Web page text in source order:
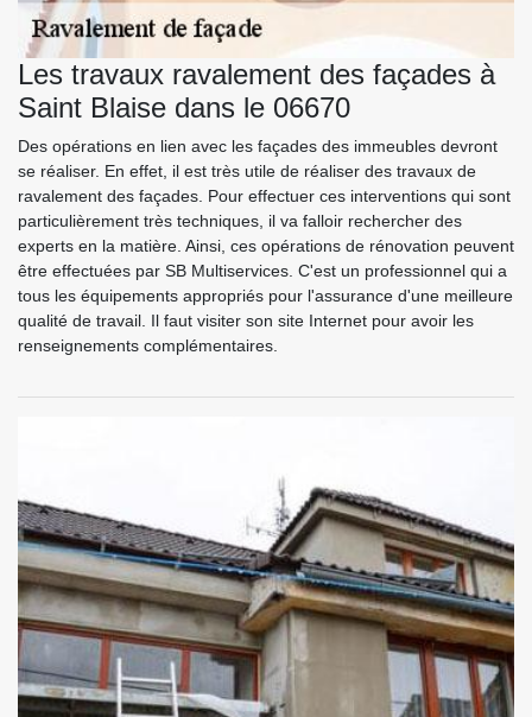
Les travaux ravalement des façades à
Saint Blaise dans le 06670
Des opérations en lien avec les façades des immeubles devront
se réaliser. En effet, il est très utile de réaliser des travaux de
ravalement des façades. Pour effectuer ces interventions qui sont
particulièrement très techniques, il va falloir rechercher des
experts en la matière. Ainsi, ces opérations de rénovation peuvent
être effectuées par SB Multiservices. C'est un professionnel qui a
tous les équipements appropriés pour l'assurance d'une meilleure
qualité de travail. Il faut visiter son site Internet pour avoir les
renseignements complémentaires.